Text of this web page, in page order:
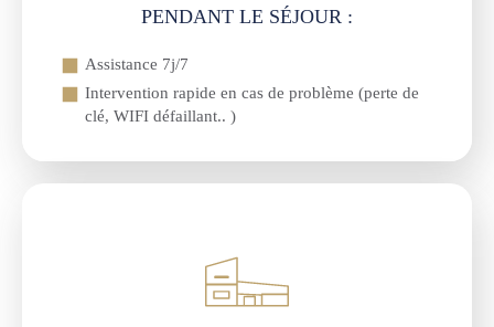
PENDANT LE SÉJOUR :
Assistance 7j/7
Intervention rapide en cas de problème (perte de
clé, WIFI défaillant.. )